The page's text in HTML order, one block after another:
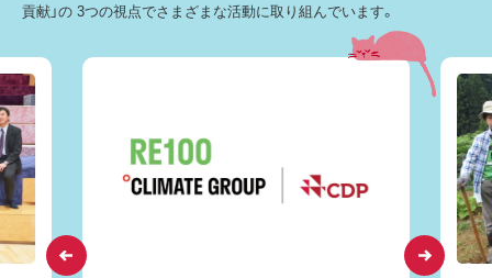
貢献」の 3つの視点でさまざまな活動に取り組んでいます。